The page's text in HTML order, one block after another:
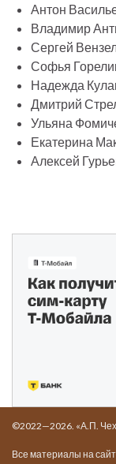
Антон
Владимир
Сергей
Софья
Надежда
Дмитрий
Ульяна
Екатерина
Алексей
©2022—2026. «А.П.
Все материалы на